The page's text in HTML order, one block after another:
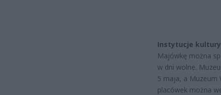
Instytucje
Majówkę można
w dni wolne.
5 maja, a Muzeum
placówek można